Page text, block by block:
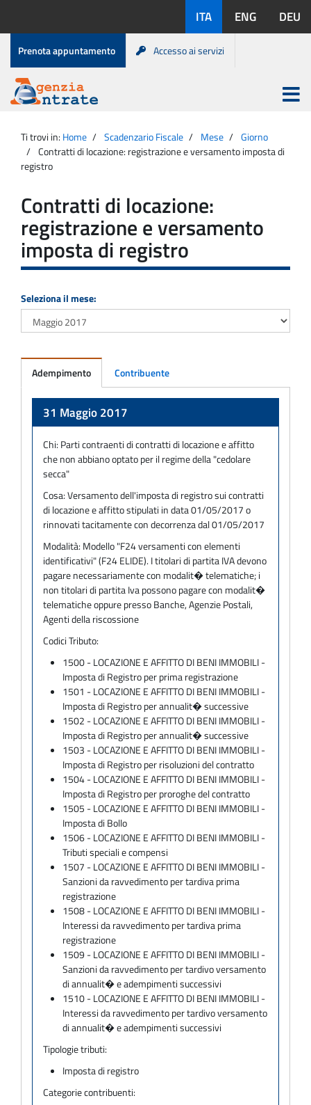
contenuto
disponibili:
ITA ENG DEU
Menu
di
servizio
Prenota appuntamento Accesso ai servizi
Agenzia
Entrate
Apri
menu
principale
Ti trovi in: Home Scadenzario Fiscale Mese
Giorno
Contratti di locazione: registrazione e versamento imposta di
registro
Contratti di locazione:
registrazione e versamento
imposta di registro
Seleziona il mese:
Adempimento Contribuente
31 Maggio 2017
Chi: Parti contraenti di contratti di locazione e affitto
che non abbiano optato per il regime della "cedolare
secca"
Cosa:Versamento dell'imposta di registro sui contratti
di locazione e affitto stipulati in data 01/05/2017 o
rinnovati tacitamente con decorrenza dal 01/05/2017
Modalità: Modello "F24 versamenti con elementi
identificativi" (F24 ELIDE). I titolari di partita IVA devono
pagare necessariamente con modalit� telematiche; i
non titolari di partita Iva possono pagare con modalit�
telematiche oppure presso Banche, Agenzie Postali,
Agenti della riscossione
Codici Tributo:
1500 - LOCAZIONE E AFFITTO DI BENI IMMOBILI -
Imposta di Registro per prima registrazione
1501 - LOCAZIONE E AFFITTO DI BENI IMMOBILI -
Imposta di Registro per annualit� successive
1502 - LOCAZIONE E AFFITTO DI BENI IMMOBILI -
Imposta di Registro per annualit� successive
1503 - LOCAZIONE E AFFITTO DI BENI IMMOBILI -
Imposta di Registro per risoluzioni del contratto
1504 - LOCAZIONE E AFFITTO DI BENI IMMOBILI -
Imposta di Registro per proroghe del contratto
1505 - LOCAZIONE E AFFITTO DI BENI IMMOBILI -
Imposta di Bollo
1506 - LOCAZIONE E AFFITTO DI BENI IMMOBILI -
Tributi speciali e compensi
1507 - LOCAZIONE E AFFITTO DI BENI IMMOBILI -
Sanzioni da ravvedimento per tardiva prima
registrazione
1508 - LOCAZIONE E AFFITTO DI BENI IMMOBILI -
Interessi da ravvedimento per tardiva prima
registrazione
1509 - LOCAZIONE E AFFITTO DI BENI IMMOBILI -
Sanzioni da ravvedimento per tardivo versamento
di annualit� e adempimenti successivi
1510 - LOCAZIONE E AFFITTO DI BENI IMMOBILI -
Interessi da ravvedimento per tardivo versamento
di annualit� e adempimenti successivi
Tipologie tributi:
Imposta di registro
Categorie contribuenti: